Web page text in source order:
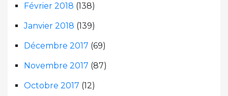
Février 2018 (138)
Janvier 2018 (139)
Décembre 2017 (69)
Novembre 2017 (87)
Octobre 2017 (12)